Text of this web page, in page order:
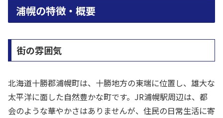
浦幌の特徴・概要
街の雰囲気
北海道十勝郡浦幌町は、十勝地方の東端に位置し、雄大な
太平洋に面した自然豊かな町です。JR浦幌駅周辺は、都
会のような華やかさはありませんが、住民の日常生活に寄